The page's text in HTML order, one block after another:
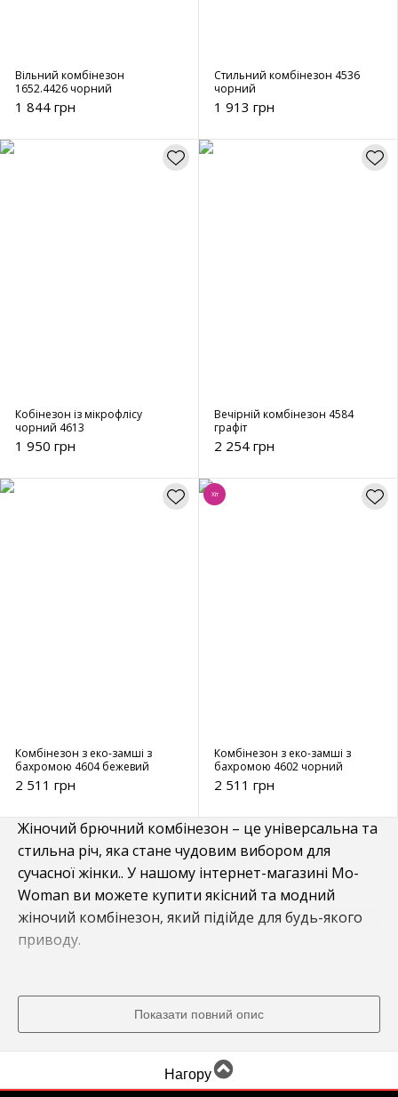
Вільний комбінезон
1652.4426 чорний
1 844 грн
Стильний комбінезон 4536
чорний
1 913 грн
Кобінезон із мікрофлісу
чорний 4613
1 950 грн
Вечірній комбінезон 4584
графіт
2 254 грн
Комбінезон з еко-замші з
бахромою 4604 бежевий
2 511 грн
Хіт
Комбінезон з еко-замші з
бахромою 4602 чорний
2 511 грн
Жіночий брючний комбінезон – це універсальна та
стильна річ, яка стане чудовим вибором для
сучасної жінки.. У нашому інтернет-магазині Mo-
Woman ви можете купити якісний та модний
жіночий комбінезон, який підійде для будь-якого
приводу.
Жіночий брючний комбінезон – це не лише
модний, але й зручний елемент гардеробу. Він
створює елегантний образ та підходить для різних
Показати повний опис
Нагору